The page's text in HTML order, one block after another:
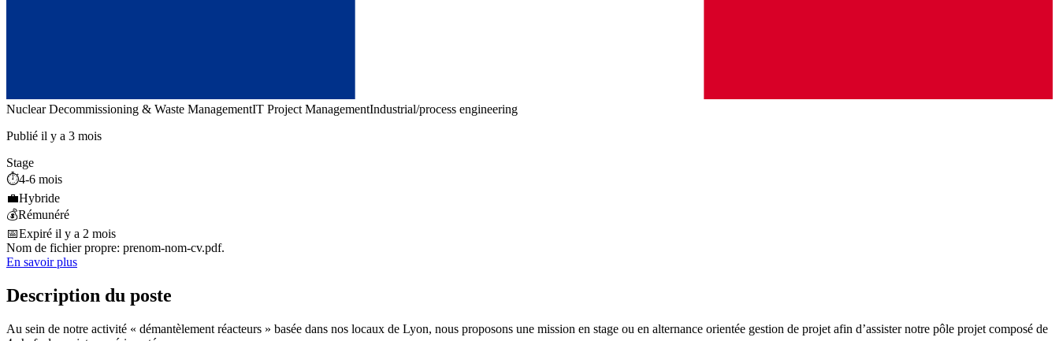
Nuclear Decommissioning & Waste ManagementIT Project ManagementIndustrial/process engineering
Publié il y a 3 mois
Stage
⏱️4-6 mois
💼Hybride
💰Rémunéré
📅Expiré il y a 2 mois
Nom de fichier propre: prenom-nom-cv.pdf.
En savoir plus
Description du poste
Au sein de notre activité « démantèlement réacteurs » basée dans nos locaux de Lyon, nous proposons une mission en stage ou en alternance orientée gestion de projet afin d’assister notre pôle projet composé de